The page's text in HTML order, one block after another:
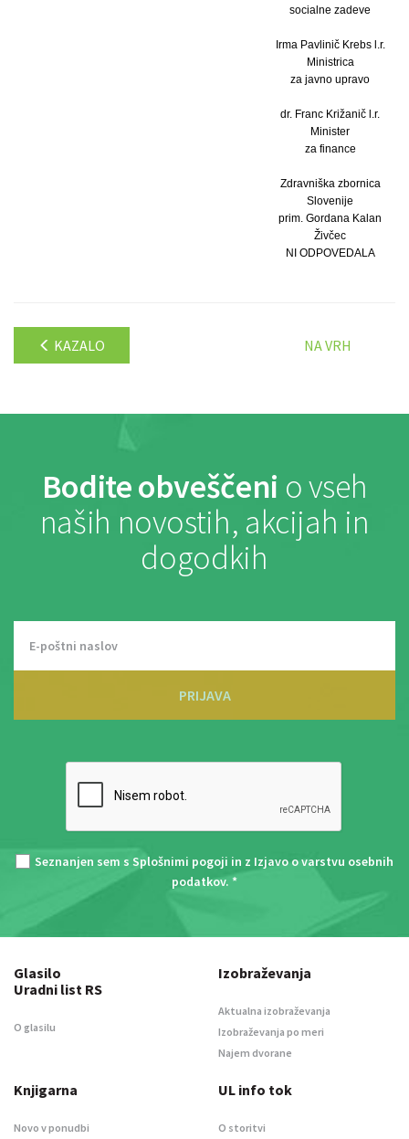
socialne zadeve
Irma Pavlinič Krebs l.r.
Ministrica
za javno upravo
dr. Franc Križanič l.r.
Minister
za finance
Zdravniška zbornica
Slovenije
prim. Gordana Kalan
Živčec
NI ODPOVEDALA
KAZALO NA VRH
Bodite obveščeni o vseh
naših novostih, akcijah in
dogodkih
PRIJAVA
Seznanjen sem s Splošnimi pogoji in z Izjavo o varstvu osebnih
podatkov. *
Glasilo
Uradni list RS
O glasilu
Izobraževanja
Aktualna izobraževanja
Izobraževanja po meri
Najem dvorane
Knjigarna
Novo v ponudbi
UL info tok
O storitvi